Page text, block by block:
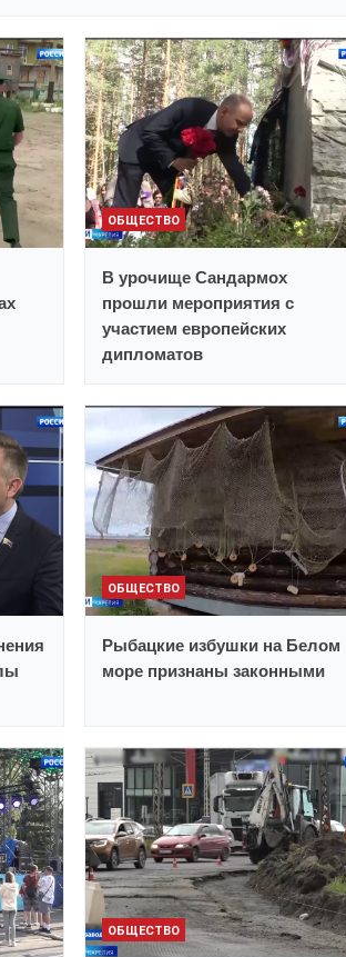
ОБЩЕСТВО
В урочище Сандармох
прошли мероприятия с
участием европейских
дипломатов
ОБЩЕСТВО
Рыбацкие избушки на Белом
море признаны законными
ОБЩЕСТВО